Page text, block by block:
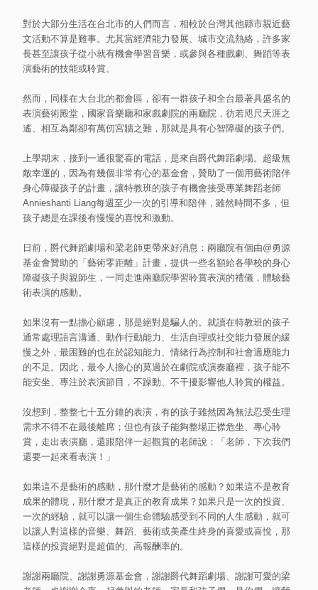
對於大部分生活在台北市的人們而言，相較於台灣其他縣市親近藝
文活動不算是難事。尤其當經濟能力發展、城市交流熱絡，許多家
長甚至讓孩子從小就有機會學習音樂，或參與各種戲劇、舞蹈等表
演藝術的技能或聆賞。
然而，同樣在大台北的都會區，卻有一群孩子和全台最著具盛名的
表演藝術殿堂，國家音樂廳和家戲劇院的兩廳院，彷若咫尺天涯之
遙、相互為鄰卻有萬仞宮牆之難，那就是具有心智障礙的孩子們。
上學期末，接到一通很驚喜的電話，是來自爵代舞蹈劇場。超級無
敵幸運的，因為有幾個非常有心的基金會，贊助了一個用藝術陪伴
身心障礙孩子的計畫，讓特教班的孩子有機會接受專業舞蹈老師
Annieshanti Liang每週至少一次的引導和陪伴，雖然時間不多，但
孩子總是在課後有慢慢的喜悅和激動。
日前，爵代舞蹈劇場和梁老師更帶來好消息：兩廳院有個由@勇源
基金會贊助的「藝術零距離」計畫，提供一些名額給各學校的身心
障礙孩子與親師生，一同走進兩廳院學習聆賞表演的禮儀，體驗藝
術表演的感動。
如果沒有一點擔心顧慮，那是絕對是騙人的。就讀在特教班的孩子
通常處理語言溝通、動作行動能力、生活自理或社交能力發展的緩
慢之外，最困難的也在於認知能力、情緒行為控制和社會適應能力
的不足。因此，最令人擔心的莫過於在劇院或演奏廳裡，孩子能不
能安坐、專注於表演節目，不躁動、不干擾影響他人聆賞的權益。
沒想到，整整七十五分鐘的表演，有的孩子雖然因為無法忍受生理
需求不得不在最後離席；但也有孩子能夠整場正襟危坐、專心聆
賞，走出表演廳，還跟陪伴一起觀賞的老師說：「老師，下次我們
還要一起來看表演！」
如果這不是藝術的感動，那什麼才是藝術的感動？如果這不是教育
成果的體現，那什麼才是真正的教育成果？如果只是一次的投資、
一次的經驗，就可以讓一個生命體驗感受到不同的人生感動，就可
以讓人對這樣的音樂、舞蹈、藝術或美產生終身的喜愛或喜悅，那
這樣的投資絕對是超值的、高報酬率的。
謝謝兩廳院、謝謝勇源基金會，謝謝爵代舞蹈劇場、謝謝可愛的梁